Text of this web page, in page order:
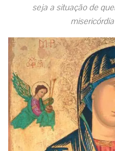
seja a situação de